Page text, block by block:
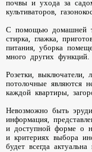
почвы и ухода за
культиваторов,
С помощью домашней
стирка, глажка,
питания, уборка
много других функций.
Розетки, выключатели,
потолочные являются
каждой квартиры,
Невозможно быть
информация,
и доступной форме о
и критериях выбора
будет всегда